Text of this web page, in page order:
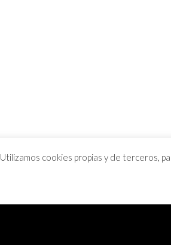
Utilizamos cookies propias y de terceros,